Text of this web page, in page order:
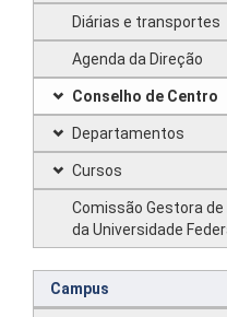
Diárias e transportes
Agenda da Direção
Conselho de Centro
Departamentos
Cursos
Comissão Gestora
da Universidade
Campus